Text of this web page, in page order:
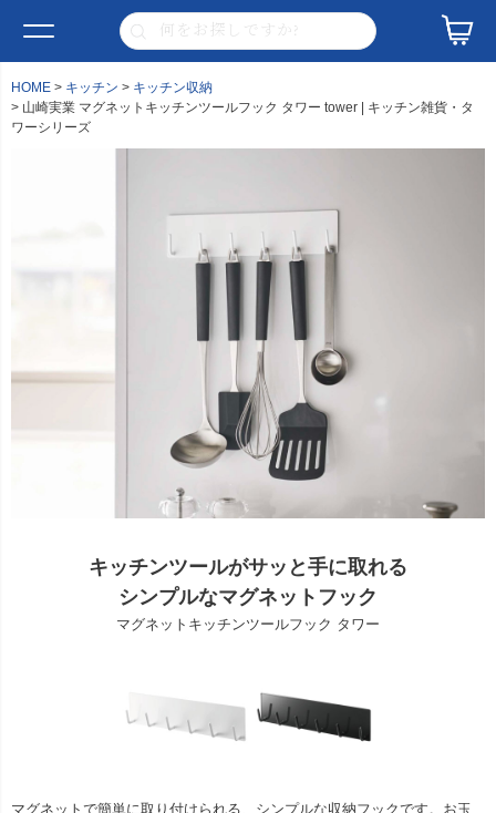
HOME キッチン
キッチン収納
山崎実業 マグネットキッチンツールフック タワー tower | キッチン雑貨・タ
ワーシリーズ
キッチンツールがサッと手に取れる
シンプルなマグネットフック
マグネットキッチンツールフック タワー
マグネットで簡単に取り付けられる、シンプルな収納フックです。お玉